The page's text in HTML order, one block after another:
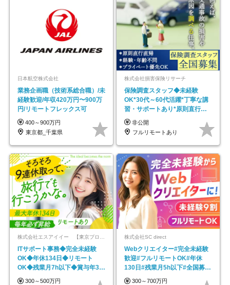
日本航空株式会社
業務企画職（技術系総合職）/未
経験歓迎/年収420万円〜900万
円/リモートフレックス可
400～900万円
東京都_千葉県
株式会社損害保険リサーチ
保険調査スタッフ◆未経験
OK*30代～60代活躍*丁寧な講
習・サポートあり*原則直行直
帰／全国募集・業務委託
非公開
フルリモートあり
ITサポート事務◆完全未経験
OK◆年休134日◆リモート
OK◆残業月7h以下◆賞与年3回
◆5年目まで必ず昇給
300～500万円
株式会社SC direct
Webクリエイター#完全未経験
歓迎#フルリモートOK#年休
130日#残業月5h以下#全国募集
#最大1年の研修
300～700万円